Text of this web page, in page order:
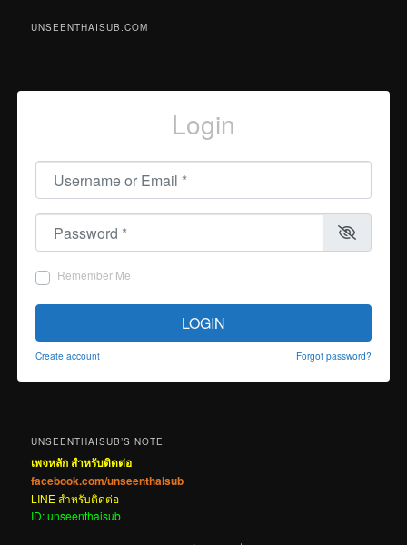
UNSEENTHAISUB.COM
Login
Username or Email
Password
Remember Me
LOGIN
Create account Forgot password?
UNSEENTHAISUB’S NOTE
เพจหลัก สำหรับติดต่อ
facebook.com/unseenthaisub
LINE สำหรับติดต่อ
ID: unseenthaisub